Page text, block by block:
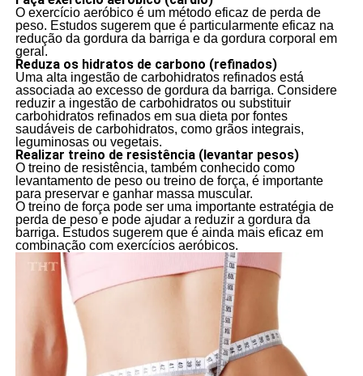
O exercício aeróbico é um método eficaz de perda de
peso. Estudos sugerem que é particularmente eficaz na
redução da gordura da barriga e da gordura corporal em
geral.
Reduza os hidratos de carbono (refinados)
Uma alta ingestão de carbohidratos refinados está
associada ao excesso de gordura da barriga. Considere
reduzir a ingestão de carbohidratos ou substituir
carbohidratos refinados em sua dieta por fontes
saudáveis de carbohidratos, como grãos integrais,
leguminosas ou vegetais.
Realizar treino de resistência (levantar pesos)
O treino de resistência, também conhecido como
levantamento de peso ou treino de força, é importante
para preservar e ganhar massa muscular.
O treino de força pode ser uma importante estratégia de
perda de peso e pode ajudar a reduzir a gordura da
barriga. Estudos sugerem que é ainda mais eficaz em
combinação com exercícios aeróbicos.